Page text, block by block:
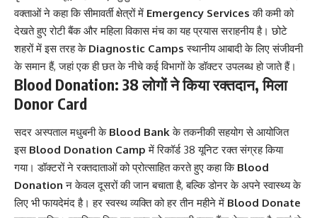
वक्ताओं ने कहा कि सीमावर्ती क्षेत्रों में Emergency Services की कमी को
देखते हुए रोटी बैंक और महिला विकास मंच का यह प्रयास सराहनीय है। छोटे
शहरों में इस तरह के Diagnostic Camps स्थानीय आबादी के लिए संजीवनी
के समान हैं, जहां एक ही छत के नीचे कई विभागों के डॉक्टर उपलब्ध हो जाते हैं।
Blood Donation: 38 लोगों ने किया रक्तदान, मिला
Donor Card
सदर अस्पताल मधुबनी के Blood Bankके तकनीकी सहयोग से आयोजित
इस Blood Donation Camp में रिकॉर्ड 38 यूनिट रक्त संग्रह किया
गया। डॉक्टरों ने रक्तदाताओं को प्रोत्साहित करते हुए कहा कि Blood
Donation न केवल दूसरों की जान बचाता है, बल्कि डोनर के अपने स्वास्थ्य के
लिए भी फायदेमंद है। हर स्वस्थ व्यक्ति को हर तीन महीने में Blood Donate